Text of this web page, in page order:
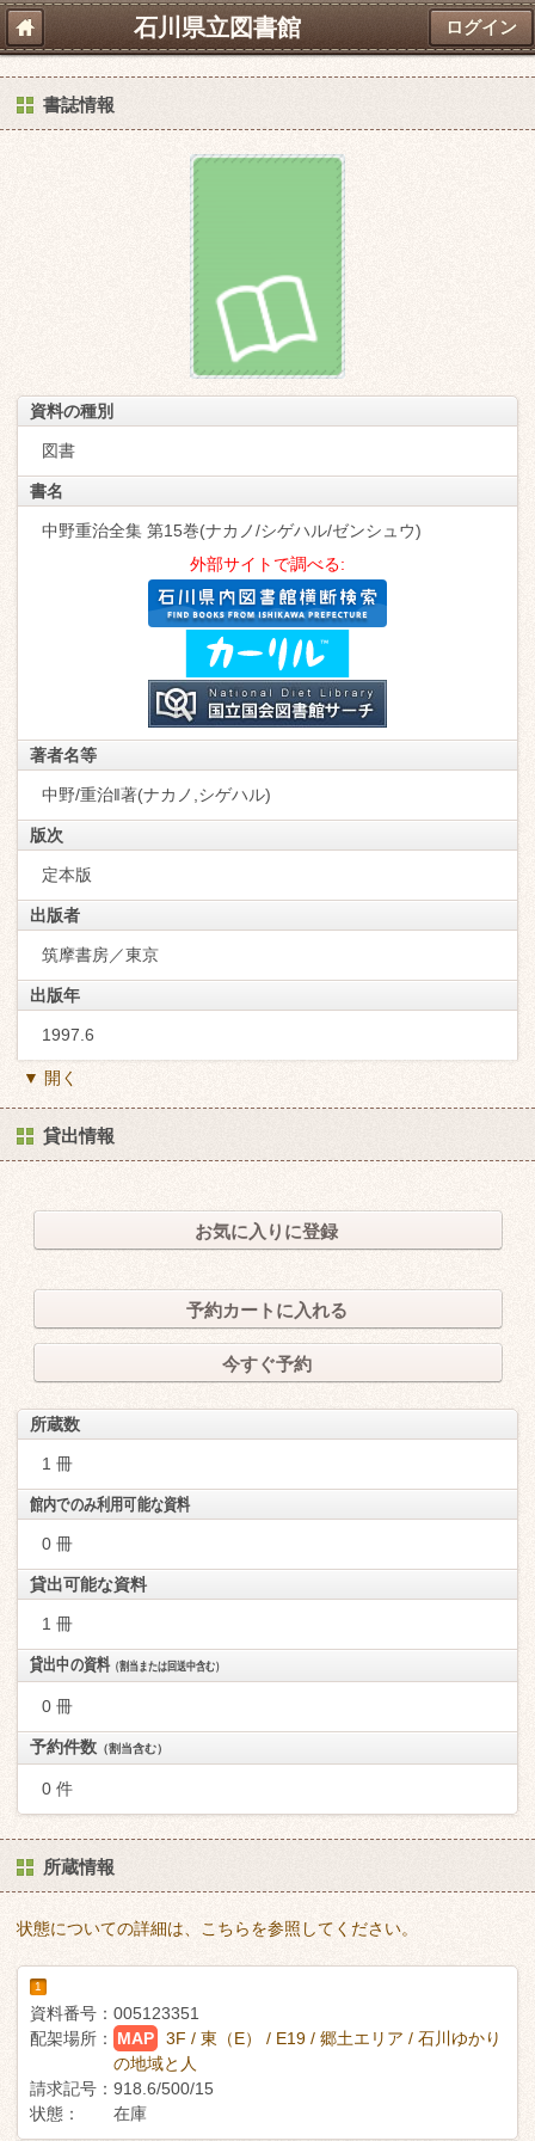
石川県立図書館 ログイン
書誌情報
資料の種別
図書
書名
中野重治全集 第15巻(ナカノ/シゲハル/ゼンシュウ)
外部サイトで調べる:
著者名等
中野/重治‖著(ナカノ,シゲハル)
版次
定本版
出版者
筑摩書房／東京
出版年
1997.6
▼ 開く
貸出情報
お気に入りに登録
予約カートに入れる
今すぐ予約
所蔵数
1 冊
館内でのみ利用可能な資料
0 冊
貸出可能な資料
1 冊
貸出中の資料（割当または回送中含む）
0 冊
予約件数 （割当含む）
0 件
所蔵情報
状態についての詳細は、こちらを参照してください。
1
資料番号： 005123351
配架場所：
MAP
3F / 東（E） / E19 / 郷土エリア / 石川ゆかり
の地域と人
請求記号： 918.6/500/15
状態：
在庫